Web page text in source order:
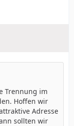
Trennung im
Hoffen wir
Adresse
sollten wir